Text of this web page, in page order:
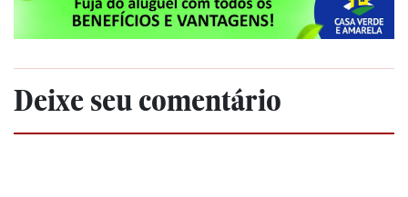
Deixe seu comentário